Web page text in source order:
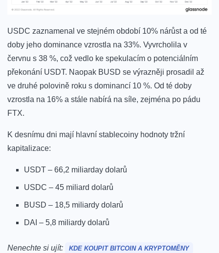
USDC zaznamenal ve stejném období 10% nárůst a od té
doby jeho dominance vzrostla na 33%. Vyvrcholila v
červnu s 38 %, což vedlo ke spekulacím o potenciálním
překonání USDT. Naopak BUSD se výrazněji prosadil až
ve druhé polovině roku s dominancí 10 %. Od té doby
vzrostla na 16% a stále nabírá na síle, zejména po pádu
FTX.
K desnímu dni mají hlavní stablecoiny hodnoty tržní
kapitalizace:
USDT – 66,2 miliarday dolarů
USDC – 45 miliard dolarů
BUSD – 18,5 miliardy dolarů
DAI – 5,8 miliardy dolarů
Nenechte si ujít: KDE KOUPIT BITCOIN A KRYPTOMĚNY